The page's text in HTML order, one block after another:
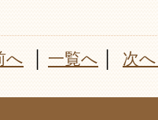
へ 一覧へ 次